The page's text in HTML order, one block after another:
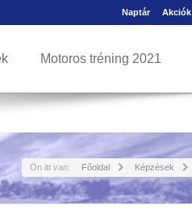
Naptár Akciók
Motoros tréning 2021
Ön itt van: Főoldal Képzések